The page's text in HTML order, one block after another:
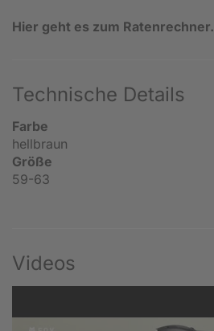
Hier geht es zum Ratenrechner.
Technische Details
Farbe
hellbraun
Größe
59-63
Videos